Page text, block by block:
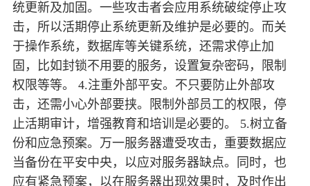
统更新及加固。一些攻击者会应用系统破绽停止攻
击，所以活期停止系统更新及维护是必要的。而关
于操作系统，数据库等关键系统，还需求停止加
固，比如封锁不用要的服务，设置复杂密码，限制
权限等等。 4.注重外部平安。不只要防止外部攻
击，还需小心外部要挟。限制外部员工的权限，停
止活期审计，增强教育和培训是必要的。 5.树立备
份和应急预案。万一服务器遭受攻击，重要数据应
当备份在平安中央，以应对服务器缺点。同时，也
应有紧急预案，以在服务器出现效果时，及时作出